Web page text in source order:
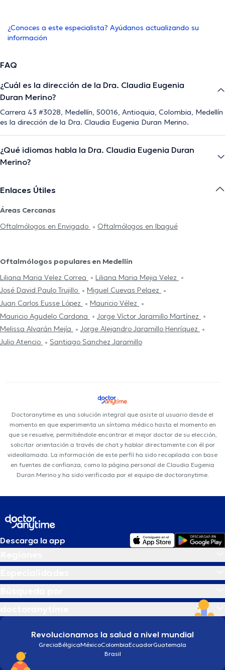
¿Conoces a este especialista? Ayúdanos actualizando su
información
FAQ
¿Cuál es la dirección de la Dra. Claudia Eugenia
Duran Merino?
Carrera 43 #3028, Medellín, 50016, Antioquia, Colombia, Medellín
es la dirección de la Dra. Claudia Eugenia Duran Merino.
¿Qué idiomas habla la Dra. Claudia Eugenia Duran
Merino?
Enlaces Útiles
Áreas Cercanas
Oftalmólogos en Envigado
Oftalmólogos en Ibagué
Oftalmólogos populares en Medellín
Liliana Maria Velez Correa
Liliana Maria Mejia Velez
José David Paulo Trujillo
Miguel Cuevas Pelaez
Juan Carlos Eusse López
Mauricio Vélez
Mauricio Agudelo Cardona
Jorge Víctor Jaramillo Martínez
Melissa Alvarán Mejía
Jorge Alejandro Jaramillo Henríquez
Julio Atencio
Santiago Sanchez Jaramillo
Doctoranytime es una solución integral que asiste al usuario desde el
momento en que experimenta un síntoma médico hasta el momento en
que se resuelve, permitiéndole encontrar el mejor doctor de su elección,
solicitar orientación a través de chat y hablar directamente con él por
videollamada. La información de este perfil ha sido recopilada con base
en fuentes de confianza, como la página personal de Claudia Eugenia
Duran Merino y ha sido verificada por el equipo de doctoranytime.
Descarga la app
Revolucionamos la salud a nivel mundial
GreciaBélgicaMéxicoColombiaEcuadorGuatemala
Brasil